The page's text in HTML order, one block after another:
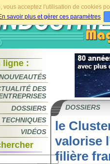
vous acceptez l'utilisation de cookies
savoir plus et gérer ces paramètres.
ligne :
DES
DOSSIERS
TECHNIQUES
VIDÉOS
DOSSIERS
le
valorise
filière